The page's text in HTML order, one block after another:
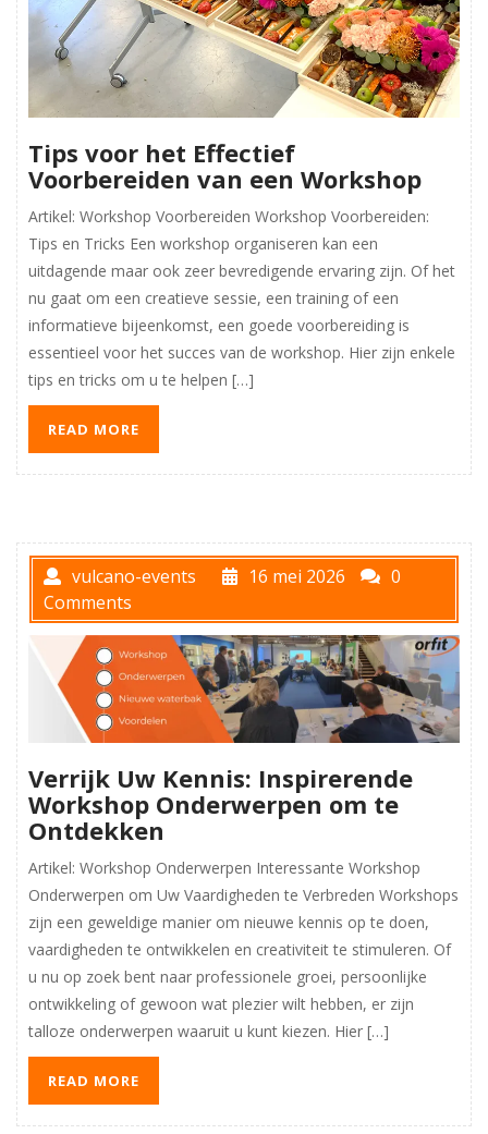
Tips voor het Effectief
Voorbereiden van een Workshop
Artikel: Workshop Voorbereiden Workshop Voorbereiden:
Tips en Tricks Een workshop organiseren kan een
uitdagende maar ook zeer bevredigende ervaring zijn. Of het
nu gaat om een creatieve sessie, een training of een
informatieve bijeenkomst, een goede voorbereiding is
essentieel voor het succes van de workshop. Hier zijn enkele
tips en tricks om u te helpen […]
READ MORE
vulcano-events 16 mei 2026
0
Comments
Verrijk Uw Kennis: Inspirerende
Workshop Onderwerpen om te
Ontdekken
Artikel: Workshop Onderwerpen Interessante Workshop
Onderwerpen om Uw Vaardigheden te Verbreden Workshops
zijn een geweldige manier om nieuwe kennis op te doen,
vaardigheden te ontwikkelen en creativiteit te stimuleren. Of
u nu op zoek bent naar professionele groei, persoonlijke
ontwikkeling of gewoon wat plezier wilt hebben, er zijn
talloze onderwerpen waaruit u kunt kiezen. Hier […]
READ MORE